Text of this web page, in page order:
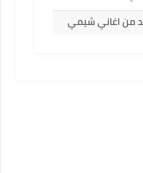
من اغاني شيمي